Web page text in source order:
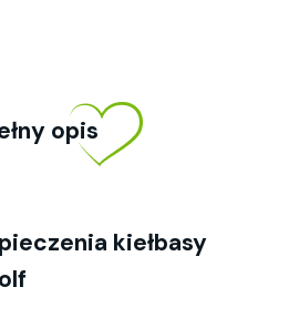
opis
kiełbasy